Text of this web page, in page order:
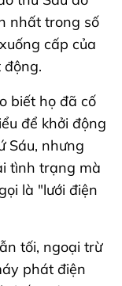
nhất trong số
cấp của
biết họ đã cố
để khởi động
Sáu, nhưng
tình trạng mà
là "lưới điện
tối, ngoại trừ
phát điện